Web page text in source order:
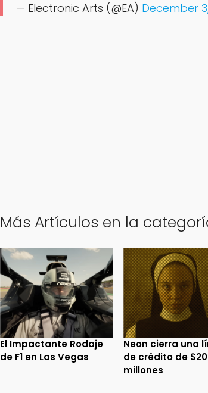
— Electronic Arts (@EA) December
Más Artículos en la
El Impactante Rodaje
de F1 en Las Vegas
Neon cierra una
de crédito de
millones